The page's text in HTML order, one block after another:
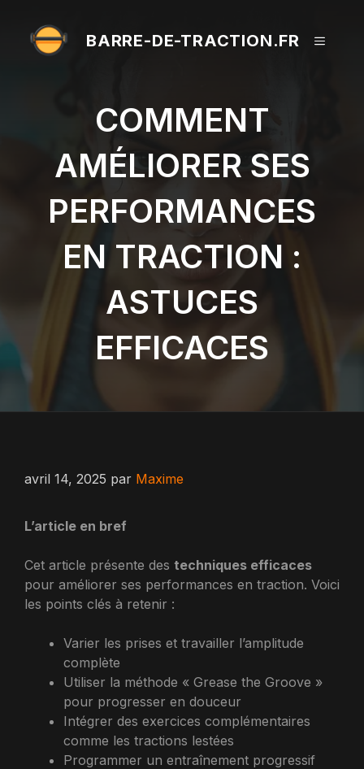
contenu
BARRE-DE-TRACTION.FR MENU
COMMENT
AMÉLIORER SES
PERFORMANCES
EN TRACTION :
ASTUCES
EFFICACES
avril 14, 2025 par Maxime
L’article en bref
Cet article présente des techniques efficaces
pour améliorer ses performances en traction. Voici
les points clés à retenir :
Varier les prises et travailler l’amplitude
complète
Utiliser la méthode « Grease the Groove »
pour progresser en douceur
Intégrer des exercices complémentaires
comme les tractions lestées
Programmer un entraînement progressif